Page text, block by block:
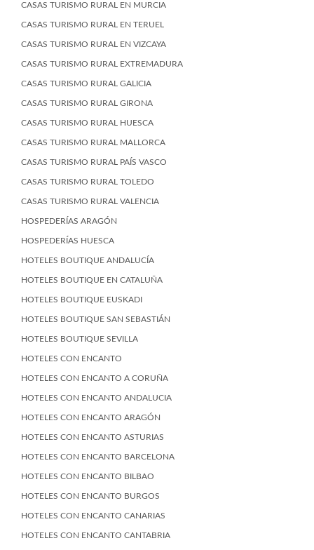
CASAS TURISMO RURAL EN MURCIA
CASAS TURISMO RURAL EN TERUEL
CASAS TURISMO RURAL EN VIZCAYA
CASAS TURISMO RURAL EXTREMADURA
CASAS TURISMO RURAL GALICIA
CASAS TURISMO RURAL GIRONA
CASAS TURISMO RURAL HUESCA
CASAS TURISMO RURAL MALLORCA
CASAS TURISMO RURAL PAÍS VASCO
CASAS TURISMO RURAL TOLEDO
CASAS TURISMO RURAL VALENCIA
HOSPEDERÍAS ARAGÓN
HOSPEDERÍAS HUESCA
HOTELES BOUTIQUE ANDALUCÍA
HOTELES BOUTIQUE EN CATALUÑA
HOTELES BOUTIQUE EUSKADI
HOTELES BOUTIQUE SAN SEBASTIÁN
HOTELES BOUTIQUE SEVILLA
HOTELES CON ENCANTO
HOTELES CON ENCANTO A CORUÑA
HOTELES CON ENCANTO ANDALUCIA
HOTELES CON ENCANTO ARAGÓN
HOTELES CON ENCANTO ASTURIAS
HOTELES CON ENCANTO BARCELONA
HOTELES CON ENCANTO BILBAO
HOTELES CON ENCANTO BURGOS
HOTELES CON ENCANTO CANARIAS
HOTELES CON ENCANTO CANTABRIA